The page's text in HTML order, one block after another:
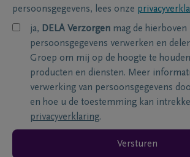
persoonsgegevens, lees onze
ja, DELA Verzorgen mag de hierboven
persoonsgegevens verwerken en
Groep om mij op de hoogte te
producten en diensten. Meer
verwerking van persoonsgegevens
en hoe u de toestemming kan
privacyverklaring.
Versturen